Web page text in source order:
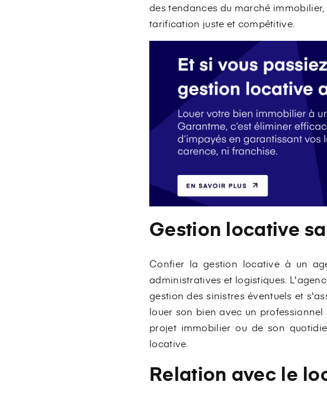
des tendances du marché
tarification juste et compétitive.
Gestion locative
Confier la gestion locative à un
administratives et logistiques.
gestion des sinistres éventuels et
louer son bien avec un
projet immobilier ou de son
locative.
Relation avec le